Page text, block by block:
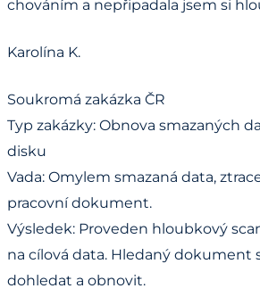
chováním a nepřipadala jsem si
Karolína K.
Soukromá zakázka ČR
Typ zakázky: Obnova smazaných
disku
Vada: Omylem smazaná data,
pracovní dokument.
Výsledek: Proveden hloubkový
na cílová data. Hledaný dokument
dohledat a obnovit.